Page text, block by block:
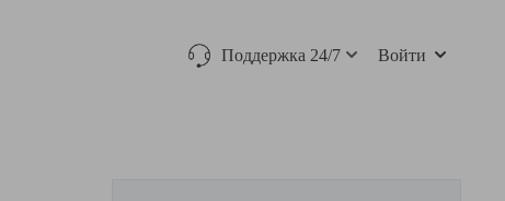
Поддержка 24/7 Войти